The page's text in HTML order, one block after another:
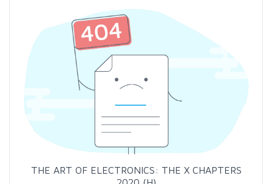
THE ART OF ELECTRONICS: THE X CHAPTERS